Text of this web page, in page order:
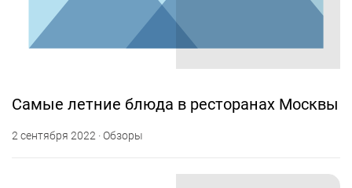
Самые летние блюда в ресторанах Москвы
2 сентября 2022 · Обзоры